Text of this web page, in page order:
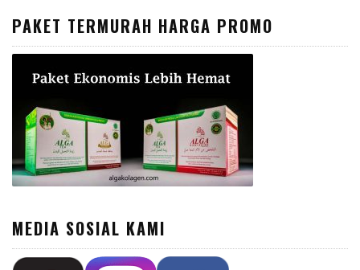
PAKET TERMURAH HARGA PROMO
MEDIA SOSIAL KAMI